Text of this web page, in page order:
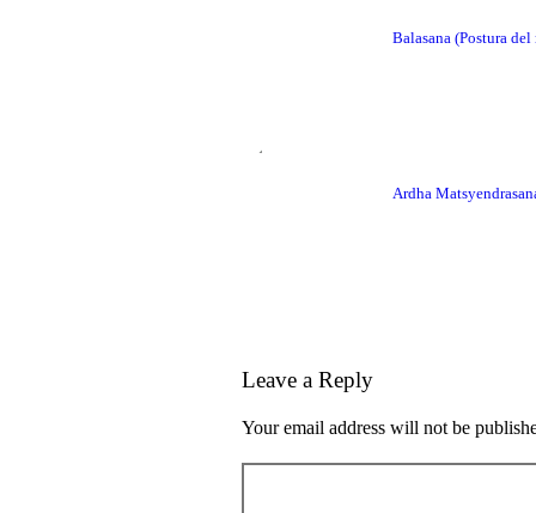
Balasana (Postura
Ardha
Leave a Reply
Your email address will not be